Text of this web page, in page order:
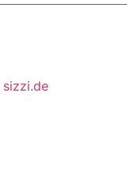
sizzi.de